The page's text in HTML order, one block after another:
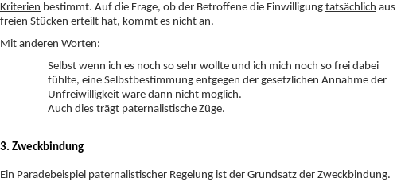
Kriterien bestimmt. Auf die Frage, ob der Betroffene die Einwilligung tatsächlich aus
freien Stücken erteilt hat, kommt es nicht an.
Mit anderen Worten:
Selbst wenn ich es noch so sehr wollte und ich mich noch so frei dabei
fühlte, eine Selbstbestimmung entgegen der gesetzlichen Annahme der
Unfreiwilligkeit wäre dann nicht möglich.
Auch dies trägt paternalistische Züge.
3. Zweckbindung
Ein Paradebeispiel paternalistischer Regelung ist der Grundsatz der Zweckbindung.